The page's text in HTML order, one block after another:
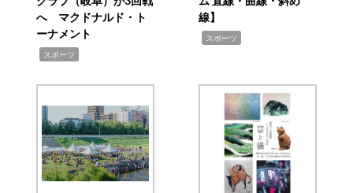
へ マクドナルド・ト
ーナメント
スポーツ
線】
スポーツ